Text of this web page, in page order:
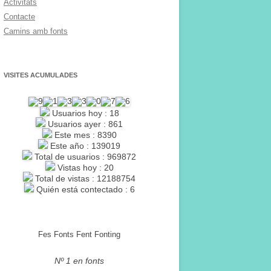
Activitats
Contacte
Camins amb fonts
VISITES ACUMULADES
Usuarios hoy : 18
Usuarios ayer : 861
Este mes : 8390
Este año : 139019
Total de usuarios : 969872
Vistas hoy : 20
Total de vistas : 12188754
Quién está contectado : 6
Fes Fonts Fent Fonting
Nº 1 en fonts